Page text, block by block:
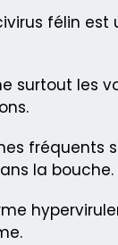
félin
surtout les
fréquents
la bouche.